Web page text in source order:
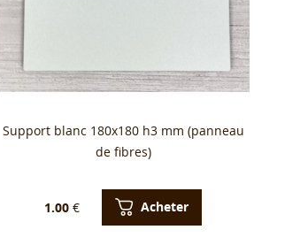
Support blanc 180x180 h3 mm (panneau
de fibres)
1.00 € Acheter